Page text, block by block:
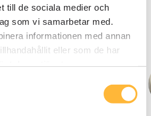
till de sociala medier och
som vi samarbetar med.
informationen med annan
eller som de har